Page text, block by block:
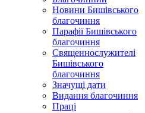
Новини Бишівського
благочиння
Парафії Бишівського
благочиння
Священнослужителі
Бишівського
благочиння
Значущі дати
Видання благочиння
Праці